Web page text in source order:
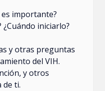
importante?
iniciarlo?
y otras preguntas
del VIH.
y otros
de ti.